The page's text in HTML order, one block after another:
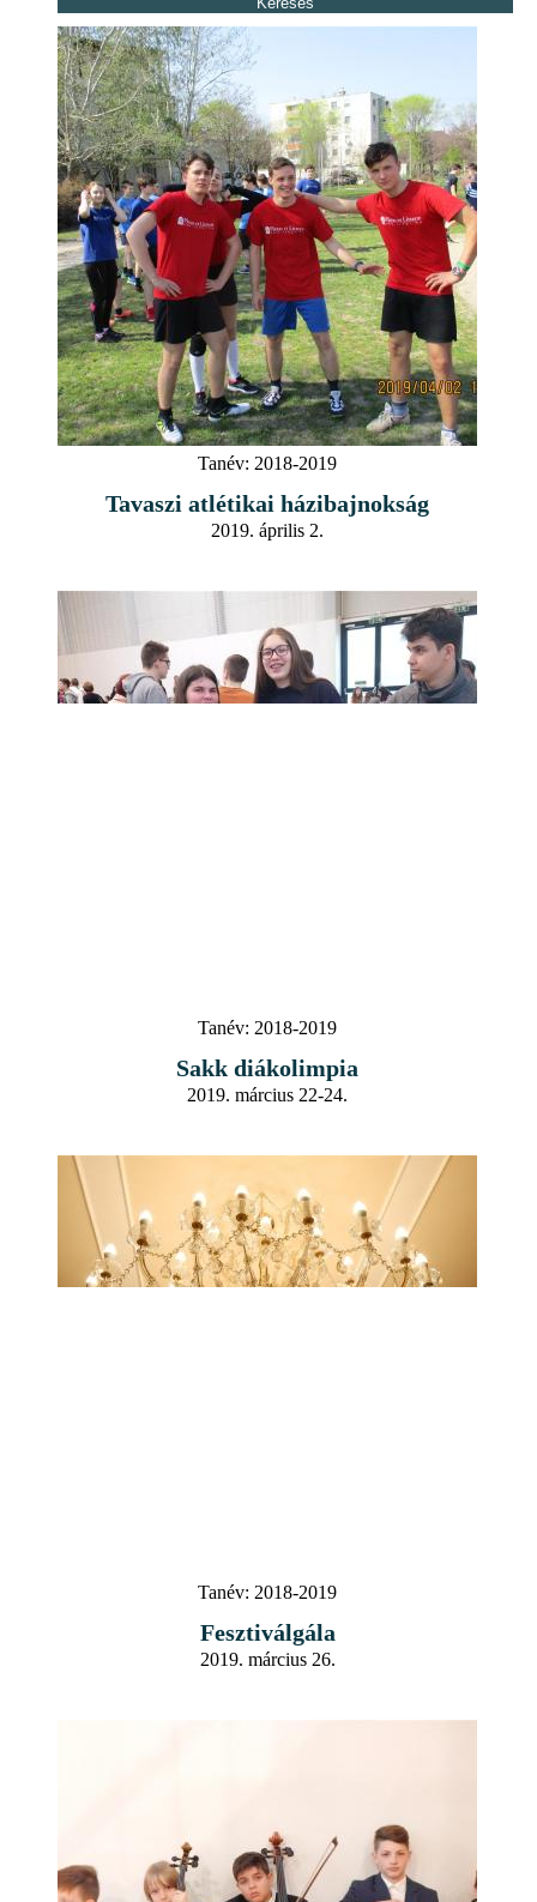
Tanév: 2018-2019
Tavaszi atlétikai házibajnokság
2019. április 2.
Tanév: 2018-2019
Sakk diákolimpia
2019. március 22-24.
Tanév: 2018-2019
Fesztiválgála
2019. március 26.